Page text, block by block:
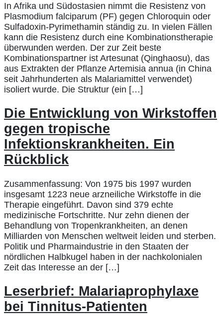
In Afrika und Südostasien nimmt die Resistenz von
Plasmodium falciparum (PF) gegen Chloroquin oder
Sulfadoxin-Pyrimethamin ständig zu. In vielen Fällen
kann die Resistenz durch eine Kombinationstherapie
überwunden werden. Der zur Zeit beste
Kombinationspartner ist Artesunat (Qinghaosu), das
aus Extrakten der Pflanze Artemisia annua (in China
seit Jahrhunderten als Malariamittel verwendet)
isoliert wurde. Die Struktur (ein […]
Die Entwicklung von Wirkstoffen
gegen tropische
Infektionskrankheiten. Ein
Rückblick
Zusammenfassung: Von 1975 bis 1997 wurden
insgesamt 1223 neue arzneiliche Wirkstoffe in die
Therapie eingeführt. Davon sind 379 echte
medizinische Fortschritte. Nur zehn dienen der
Behandlung von Tropenkrankheiten, an denen
Milliarden von Menschen weltweit leiden und sterben.
Politik und Pharmaindustrie in den Staaten der
nördlichen Halbkugel haben in der nachkolonialen
Zeit das Interesse an der […]
Leserbrief: Malariaprophylaxe
bei Tinnitus-Patienten